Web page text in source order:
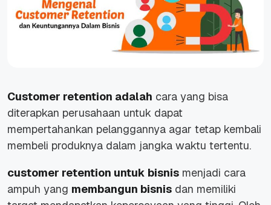
Customer retention adalah cara yang bisa
diterapkan perusahaan untuk dapat
mempertahankan pelanggannya agar tetap kembali
membeli produknya dalam jangka waktu tertentu.
customer retention untuk bisnis menjadi cara
ampuh yang membangun bisnis dan memiliki